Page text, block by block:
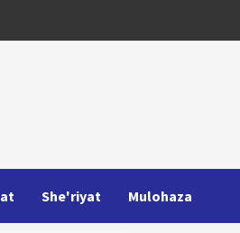
She'riyat Mulohaza